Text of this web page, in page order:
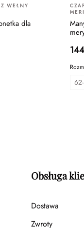
WEŁNY
dla
Obsługa
Dostawa
Zwroty